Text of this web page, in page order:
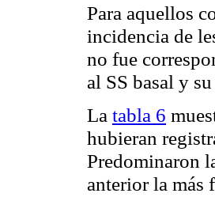
Para aquellos
incidencia de
no fue
al SS basal y
La tabla 6
hubieran
Predominaron
anterior la más